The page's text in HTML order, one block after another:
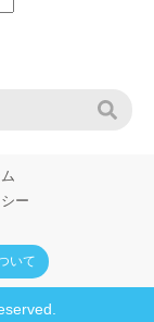
ー
いて